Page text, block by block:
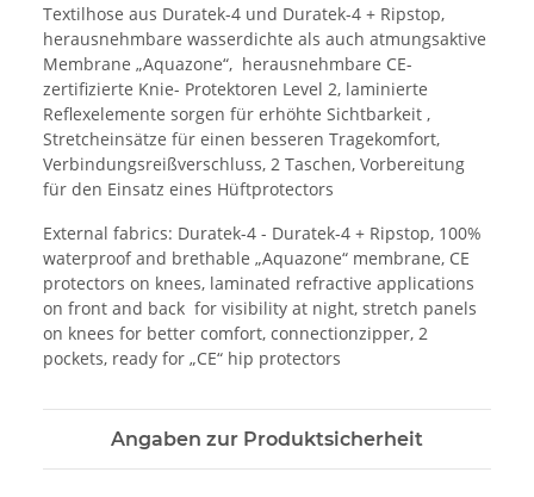
Textilhose aus Duratek-4 und Duratek-4 + Ripstop,
herausnehmbare wasserdichte als auch atmungsaktive
Membrane „Aquazone“, herausnehmbare CE-
zertifizierte Knie- Protektoren Level 2, laminierte
Reflexelemente sorgen für erhöhte Sichtbarkeit ,
Stretcheinsätze für einen besseren Tragekomfort,
Verbindungsreißverschluss, 2 Taschen, Vorbereitung
für den Einsatz eines Hüftprotectors
External fabrics: Duratek-4 - Duratek-4 + Ripstop, 100%
waterproof and brethable „Aquazone“ membrane, CE
protectors on knees, laminated refractive applications
on front and back for visibility at night, stretch panels
on knees for better comfort, connectionzipper, 2
pockets, ready for „CE“ hip protectors
Angaben zur Produktsicherheit